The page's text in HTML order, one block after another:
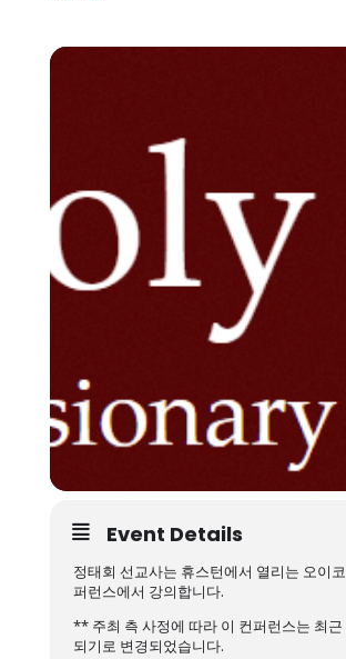
Event Details
정태회 선교사는 휴스턴에서 열리는 오이
퍼런스에서 강의합니다.
** 주최 측 사정에 따라 이 컨퍼런스는 최근
되기로 변경되었습니다.